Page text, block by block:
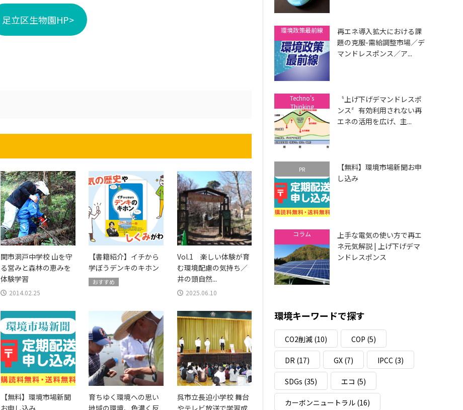
足立区生物園HP>
関市洞戸中学校 山を守
る営みと森林の恵みを
体験学習
2014.02.25
【書籍紹介】イチから
学ぼうデンキのキホン
おすすめ
Vol.1 楽しい体験が育
む環境配慮の気持ち／
井の頭自然...
2025.06.10
【無料】環境市場新聞
育ちゆく環境への思い
呉市立長迫小学校 舞台
環境政策最前線
再エネ導入拡大における課
題の克服-需給調整市場／デ
マンドレスポンス／ア...
Techno's
Thinking
〝上げ下げデマンドレスポ
ンス〞有効利用されない再
エネの活用を広げ、主...
PR
【無料】環境市場新聞お申
し込み
コラム
上手な電気の使い方で再エ
ネ元気解説 | 上げ下げデマ
ンドレスポンス
環境キーワードで探す
CO2削減 (10) COP (5)
DR (17) GX (7) IPCC (3)
SDGs (35) エコ (5)
カーボンニュートラル (16)